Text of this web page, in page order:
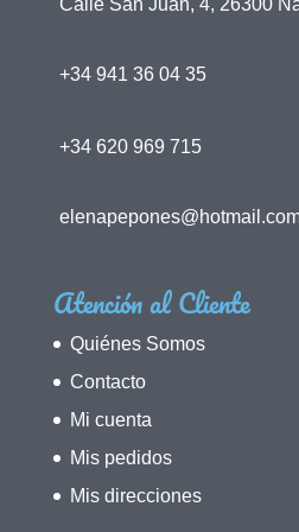
Calle San Juan, 4, 26300
+34 941 36 04 35
+34 620 969 715
Atención al Cliente
Quiénes Somos
Contacto
Mi cuenta
Mis pedidos
Mis direcciones